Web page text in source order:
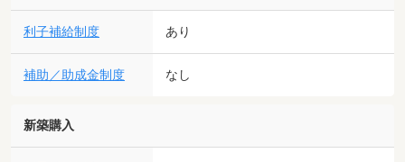
利子補給制度 あり
補助／助成金制度 なし
新築購入